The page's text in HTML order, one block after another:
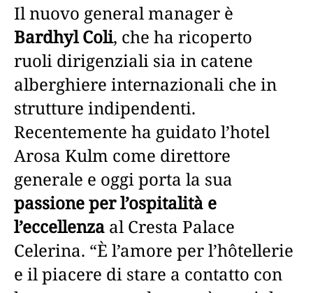
Il nuovo general manager è
Bardhyl Coli, che ha ricoperto
ruoli dirigenziali sia in catene
alberghiere internazionali che in
strutture indipendenti.
Recentemente ha guidato l’hotel
Arosa Kulm come direttore
generale e oggi porta la sua
passione per l’ospitalità e
l’eccellenza al Cresta Palace
Celerina. “È l’amore per l’hôtellerie
e il piacere di stare a contatto con